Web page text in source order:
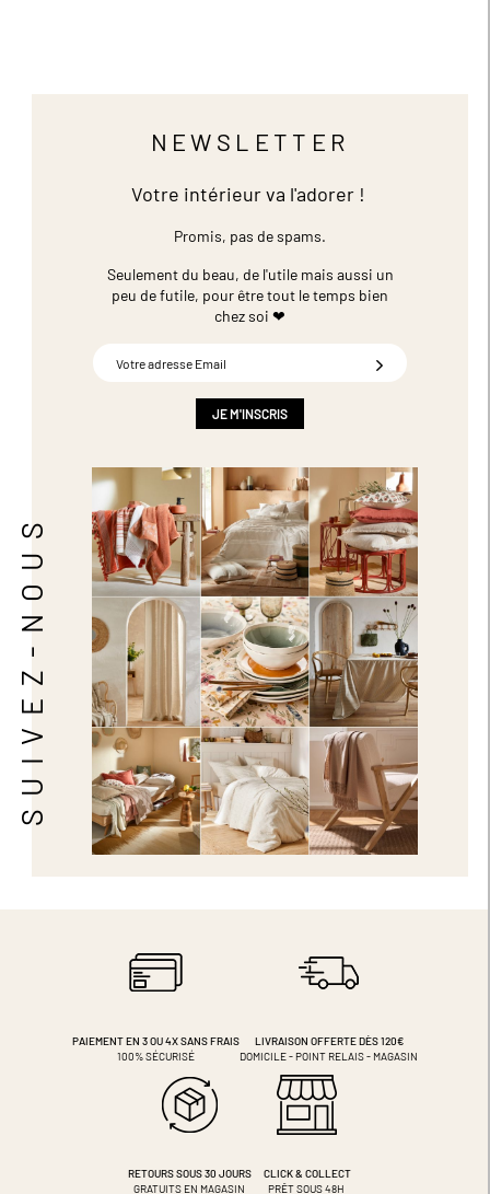
SUIVEZ-NOUS
NEWSLETTER
Votre intérieur va l'adorer !
Promis, pas de spams.
Seulement du beau, de l'utile mais aussi un
peu de futile, pour être tout le temps bien
chez soi ❤
JE M'INSCRIS
PAIEMENT EN 3 OU 4XSANS FRAIS
100% SÉCURISÉ
LIVRAISON OFFERTE DÈS 120€
DOMICILE - POINT RELAIS - MAGASIN
RETOURS SOUS 30 JOURS
GRATUITS EN MAGASIN
CLICK & COLLECT
PRÊT SOUS 48H